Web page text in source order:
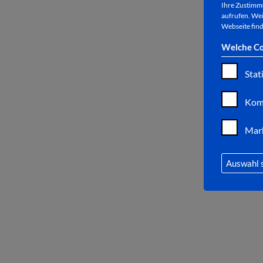
Ihre
aufrufen.
Webseite
Welche
Auswahl